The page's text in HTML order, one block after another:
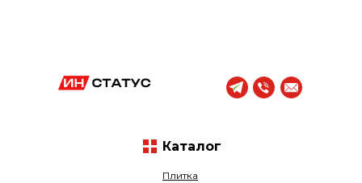
Плитка
Каталог